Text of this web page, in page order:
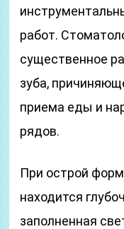
работ.
существенное
зуба,
приема еды и
рядов.
При острой
находится
заполненная